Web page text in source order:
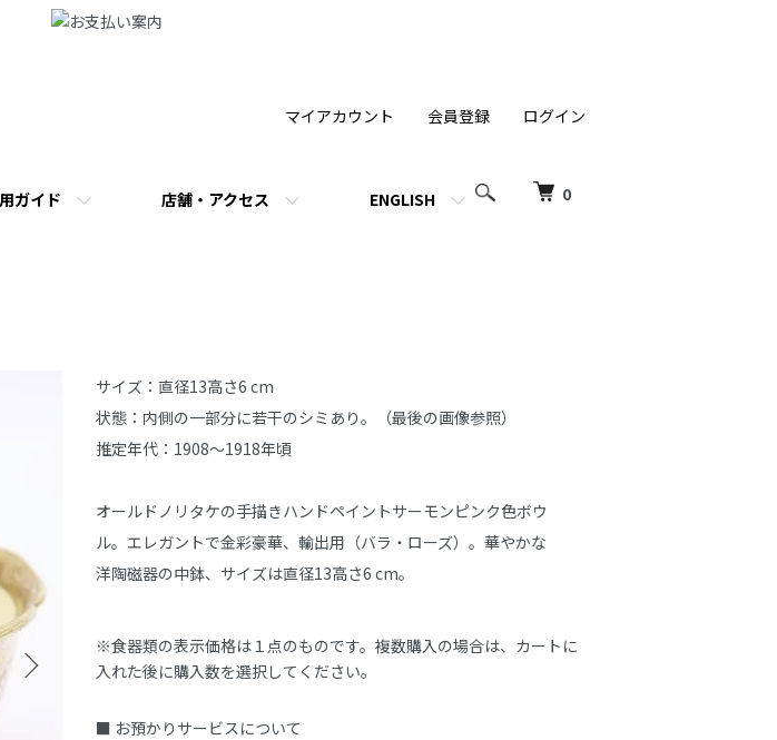
0
ガイド 店舗・アクセス ENGLISH
マイアカウント 会員登録 ログイン
商品説明
サイズ：直径13高さ6 cm
状態：内側の一部分に若干のシミあり。（最後の画像参照）
推定年代：1908～1918年頃
オールドノリタケの手描きハンドペイントサーモンピンク色ボウ
ル。エレガントで金彩豪華、輸出用（バラ・ローズ）。華やかな
洋陶磁器の中鉢、サイズは直径13高さ6 cm。
※食器類の表示価格は１点のものです。複数購入の場合は、カートに
入れた後に購入数を選択してください。
■ お預かりサービスについて